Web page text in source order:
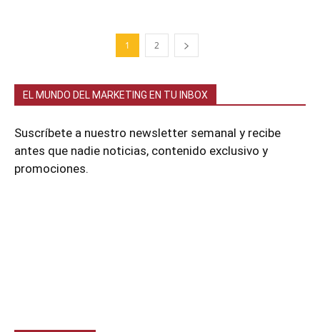
1 2
EL MUNDO DEL MARKETING EN TU INBOX
Suscríbete a nuestro newsletter semanal y recibe
antes que nadie noticias, contenido exclusivo y
promociones.